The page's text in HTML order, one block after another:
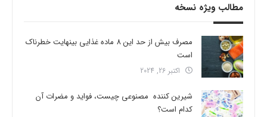
مطالب ویژه نسخه
مصرف بیش از حد این 8 ماده غذایی بینهایت خطرناک
است
اکتبر 26, 2024
شیرین کننده مصنوعی چیست، فواید و مضرات آن
کدام است؟